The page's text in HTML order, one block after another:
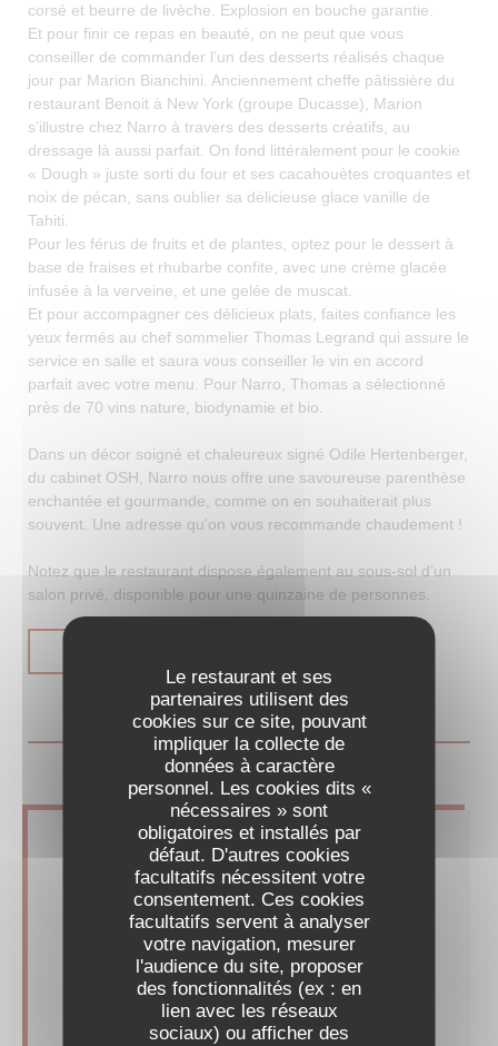
Le restaurant et ses
partenaires utilisent des
cookies sur ce site, pouvant
impliquer la collecte de
données à caractère
personnel. Les cookies dits «
nécessaires » sont
obligatoires et installés par
défaut. D'autres cookies
facultatifs nécessitent votre
consentement. Ces cookies
facultatifs servent à analyser
votre navigation, mesurer
l'audience du site, proposer
des fonctionnalités (ex : en
lien avec les réseaux
sociaux) ou afficher des
corsé et beurre de livèche. Explosion en bouche garantie.
Et pour finir ce repas en beauté, on ne peut que vous
conseiller de commander l’un des desserts réalisés chaque
jour par Marion Bianchini. Anciennement cheffe pâtissière du
restaurant Benoit à New York (groupe Ducasse), Marion
s’illustre chez Narro à travers des desserts créatifs, au
dressage là aussi parfait. On fond littéralement pour le cookie
« Dough » juste sorti du four et ses cacahouètes croquantes et
noix de pécan, sans oublier sa délicieuse glace vanille de
Tahiti.
Pour les férus de fruits et de plantes, optez pour le dessert à
base de fraises et rhubarbe confite, avec une crème glacée
infusée à la verveine, et une gelée de muscat.
Et pour accompagner ces délicieux plats, faites confiance les
yeux fermés au chef sommelier Thomas Legrand qui assure le
service en salle et saura vous conseiller le vin en accord
parfait avec votre menu. Pour Narro, Thomas a sélectionné
près de 70 vins nature, biodynamie et bio.
Dans un décor soigné et chaleureux signé Odile Hertenberger,
du cabinet OSH, Narro nous offre une savoureuse parenthèse
enchantée et gourmande, comme on en souhaiterait plus
souvent. Une adresse qu'on vous recommande chaudement !
Notez que le restaurant dispose également au sous-sol d’un
salon privé, disponible pour une quinzaine de personnes.